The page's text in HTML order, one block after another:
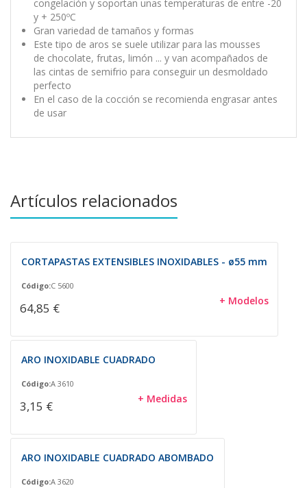
congelación y soportan unas temperaturas de entre -20
y + 250ºC
Gran variedad de tamaños y formas
Este tipo de aros se suele utilizar para las mousses
de chocolate, frutas, limón ... y van acompañados de
las cintas de semifrio para conseguir un desmoldado
perfecto
En el caso de la cocción se recomienda engrasar antes
de usar
Artículos relacionados
CORTAPASTAS EXTENSIBLES INOXIDABLES - ø55 mm
Código:C 5600
64,85 € + Modelos
ARO INOXIDABLE CUADRADO
Código:A 3610
3,15 € + Medidas
ARO INOXIDABLE CUADRADO ABOMBADO
Código:A 3620